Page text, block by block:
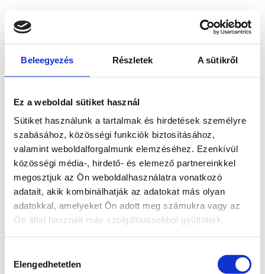
Beleegyezés Részletek A sütikről
Ez a weboldal sütiket használ
Sütiket használunk a tartalmak és hirdetések személyre
szabásához, közösségi funkciók biztosításához,
valamint weboldalforgalmunk elemzéséhez. Ezenkívül
közösségi média-, hirdető- és elemező partnereinkkel
megosztjuk az Ön weboldalhasználatra vonatkozó
adatait, akik kombinálhatják az adatokat más olyan
adatokkal, amelyeket Ön adott meg számukra vagy az
Ön által használt más szolgáltatásokból gyűjtöttek.
kiválasztása
Elengedhetetlen
loadingwww.bicapp.hu
(see the browser console for more